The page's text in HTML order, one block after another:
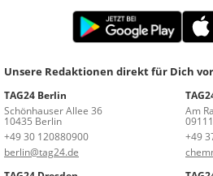
Unsere Redaktionen direkt für Dich
TAG24 Berlin
Schönhauser Allee 36
10435 Berlin
+49 30 120880900
berlin@tag24.de
Am
+49